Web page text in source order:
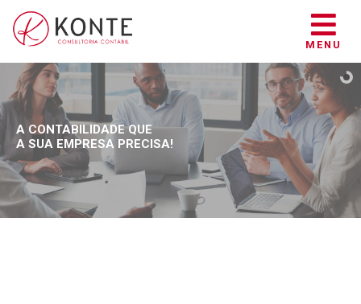
MENU
A CONTABILIDADE QUE
A SUA EMPRESA PRECISA!